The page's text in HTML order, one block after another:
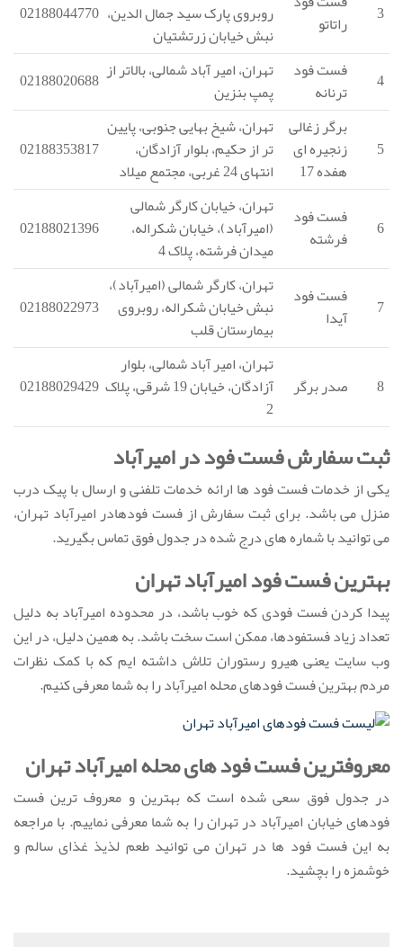
3 راتاتو روبروی پارک سید جمال الدین،
نبش خیابان زرتشتیان
02188044770
4 فست فود
ترنانه
تهران، امیر آباد شمالی، بالاتر از
پمپ بنزین 02188020688
5
برگر زغالی
زنجیره ای
هفده 17
تهران، شیخ بهایی جنوبی، پایین
تر از حکیم، بلوار آزادگان،
انتهای 24 غربی، مجتمع میلاد
02188353817
6 فست فود
فرشته
تهران، خیابان کارگر شمالی
(امیرآباد)، خیابان شکراله،
میدان فرشته، پلاک 4
02188021396
7 فست فود
آیدا
تهران، کارگر شمالی (امیرآباد)،
نبش خیابان شکراله، روبروی
بیمارستان قلب
02188022973
8 صدر برگر
تهران، امیر آباد شمالی، بلوار
آزادگان، خیابان 19 شرقی، پلاک
2
02188029429
ثبت سفارش فست فود در امیرآباد
یکی از خدمات فست فود ها ارائه خدمات تلفنی و ارسال با پیک درب
منزل می باشد. برای ثبت سفارش از فست فودهادر امیرآباد تهران،
می توانید با شماره های درج شده در جدول فوق تماس بگیرید.
بهترین فست فود امیرآباد تهران
پیدا کردن فست فودی که خوب باشد، در محدوده امیرآباد به دلیل
تعداد زیاد فستفودها، ممکن است سخت باشد. به همین دلیل، در این
وب سایت یعنی هیرو رستوران تلاش داشته ایم که با کمک نظرات
مردم بهترین فست فودهای محله امیرآباد را به شما معرفی کنیم.
معروفترین فست فود های محله امیرآباد تهران
در جدول فوق سعی شده است که بهترین و معروف ترین فست
فودهای خیابان امیرآباد در تهران را به شما معرفی نماییم. با مراجعه
به این فست فود ها در تهران می توانید طعم لذیذ غذای سالم و
خوشمزه را بچشید.